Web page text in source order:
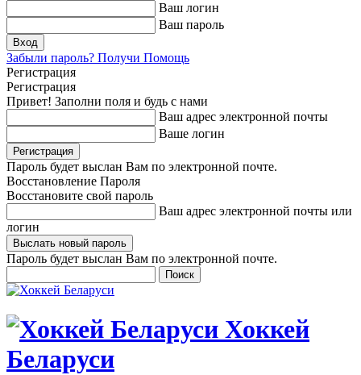
Ваш логин
Ваш пароль
Забыли пароль? Получи Помощь
Регистрация
Регистрация
Привет! Заполни поля и будь с нами
Ваш адрес электронной почты
Ваше логин
Пароль будет выслан Вам по электронной почте.
Восстановление Пароля
Восстановите свой пароль
Ваш адрес электронной почты или
логин
Пароль будет выслан Вам по электронной почте.
Хоккей
Беларуси